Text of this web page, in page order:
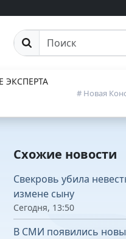
Поиск
ЭКСПЕРТА
# Новая
Схожие новости
Свекровь убила
измене сыну
Сегодня, 13:50
В СМИ появились